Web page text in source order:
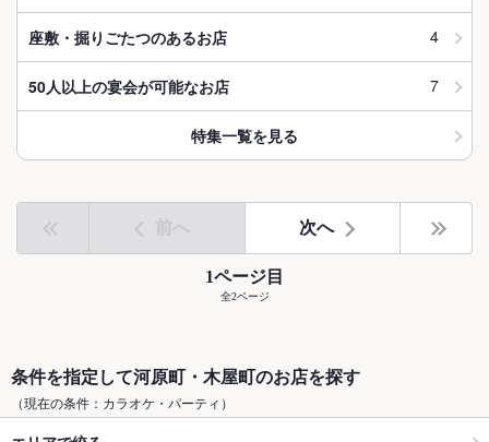
座敷・掘りごたつのあるお店 4
50人以上の宴会が可能なお店 7
特集一覧を見る
前へ 次へ
1ページ目
全2ページ
条件を指定して河原町・木屋町のお店を探す
（現在の条件：カラオケ・パーティ）